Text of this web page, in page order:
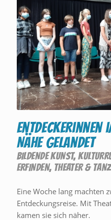
Entdeckerinnen
Nähe gelandet
BILDENDE KUNST,
ERFINDEN, THEATER & TANZ
Eine Woche lang machten
Entdeckungsreise. Mit
kamen sie sich näher.